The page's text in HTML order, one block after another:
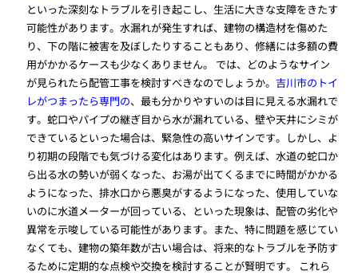
といった深刻なトラブルを引き起こし、生活に大きな支障をきたす
可能性があります。水漏れが発生すれば、建物の構造材を傷めた
り、下の階に被害を及ぼしたりすることもあり、修繕には多額の費
用がかかるケースも少なくありません。 では、どのようなサイン
が見られたら配管工事を検討すべきなのでしょうか。吉川市のトイ
レがつまったら専門の、最も分かりやすいのは目に見える水漏れで
す。蛇口やパイプの継ぎ目から水が漏れている、壁や天井にシミが
できているといった場合は、緊急性の高いサインです。しかし、よ
り初期の段階でも気づける変化はあります。例えば、水道の蛇口か
ら出る水の勢いが弱くなった、お湯が出てくるまでに時間がかかる
ようになった、排水口から悪臭がするようになった、使用していな
いのに水道メーターが回っている、といった現象は、配管の劣化や
異常を示唆している可能性があります。また、特に問題を感じてい
なくても、建物の築年数が古い場合は、将来的なトラブルを予防す
るために定期的な点検や交換を検討することが賢明です。 これら